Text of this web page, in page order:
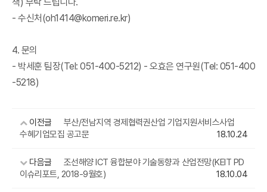
- 수신처(oh1414@komeri.re.kr)
4. 문의
- 박세훈 팀장(Tel: 051-400-5212) - 오효은 연구원(Tel: 051-400
-5218)
이전글
부산/전남지역 경제협력권산업 기업지원서비스사업
수혜기업모집 공고문
18.10.24
다음글
조선해양 ICT 융합분야 기술동향과 산업전망(KEIT PD
이슈리포트, 2018-9월호)
18.10.04